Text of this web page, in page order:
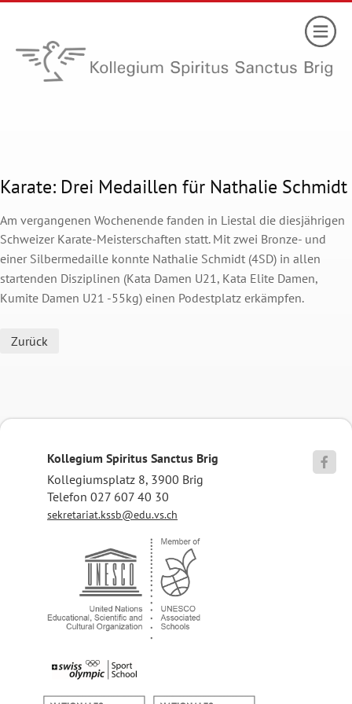
Karate: Drei Medaillen für Nathalie Schmidt
Am vergangenen Wochenende fanden in Liestal die diesjährigen
Schweizer Karate-Meisterschaften statt. Mit zwei Bronze- und
einer Silbermedaille konnte Nathalie Schmidt (4SD) in allen
startenden Disziplinen (Kata Damen U21, Kata Elite Damen,
Kumite Damen U21 -55kg) einen Podestplatz erkämpfen.
Zurück
Kollegium Spiritus Sanctus Brig
Kollegiumsplatz 8, 3900 Brig
Telefon 027 607 40 30
sekretariat.kssb@edu.vs.ch
